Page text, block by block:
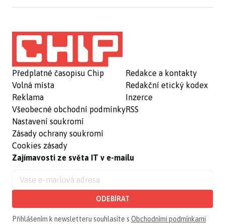
Předplatné časopisu Chip
Volná místa
Reklama
Všeobecné obchodní podmínky
Nastavení soukromí
Zásady ochrany soukromí
Cookies zásady
Redakce a kontakty
Redakční etický kodex
Inzerce
RSS
Zajímavosti ze světa IT v e-mailu
ODEBÍRAT
Přihlášením k newsletteru souhlasíte s Obchodními podmínkami